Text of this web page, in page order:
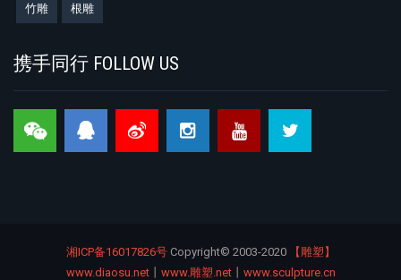
竹雕 根雕
携手同行 FOLLOW US
湘ICP备16017826号Copyright© 2003-2020
【雕塑】
www.diaosu.net丨 www.雕塑.net丨 www.sculpture.cn